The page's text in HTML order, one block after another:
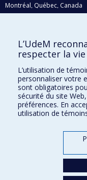
Montréal, Québec, Canada
H3C 3J7
Qui fait quoi?
Nous trouver
Plan du site
Accessibilité
L’UdeM
respecter la
L’utilisation de
personnaliser votre
sont obligatoires
sécurité du site
préférences. En
utilisation de